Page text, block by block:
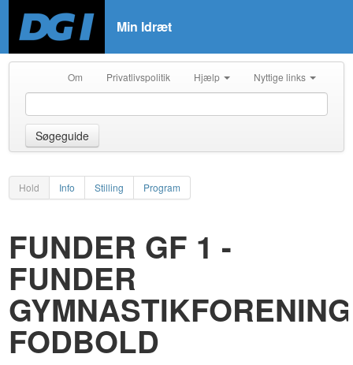
Min Idræt
Om Privatlivspolitik Hjælp Nyttige links
Søgeguide
Hold Info Stilling Program
FUNDER GF 1 -
FUNDER
FODBOLD